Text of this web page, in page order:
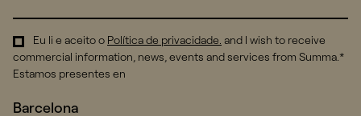
Eu li e aceito o Política de privacidade. and I wish to receive
commercial information, news, events and services from Summa.*
Estamos presentes en
Barcelona